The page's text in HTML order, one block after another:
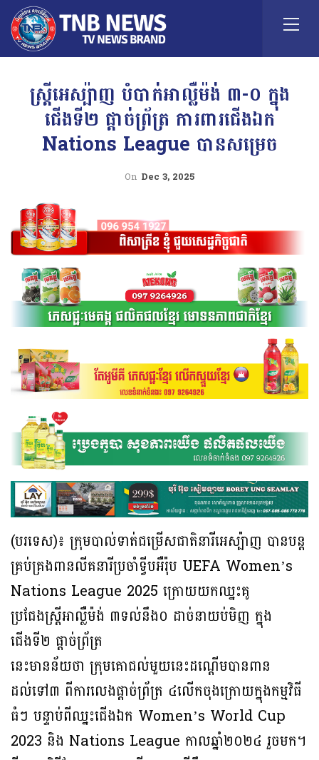
ស្រ្តីអេស្ប៉ាញ បំបាក់អាល្លឺម៉ង់ ៣-០ ក្នុង
ជើងទី២ ផ្តាច់ព្រ័ត្រ ការពារជើងឯក
Nations League បានសម្រេច
On Dec 3, 2025
(បរទេស)៖ ក្រុមបាល់ទាត់ជម្រើសជាតិនារីអេស្ប៉ាញ បានបន្ត
គ្រប់គ្រងពានលីគនារីប្រចាំទ្វីបអឺរ៉ុប UEFA Women’s
Nations League 2025 ក្រោយយកឈ្នះគូ
ប្រជែងស្រ្តីអាល្លឺម៉ង់ ៣ទល់នឹង០ ដាច់នាយប់មិញ ក្នុង
ជើងទី២ ផ្តាច់ព្រ័ត្រ
នេះមានន័យថា ក្រុមគោជល់មួយនេះដណ្តើមបានពាន
ដល់ទៅ៣ ពីការលេងផ្តាច់ព្រ័ត្រ ៤លើកចុងក្រោយក្នុងកម្មវិធី
ធំៗ បន្ទាប់ពីឈ្នះជើងឯក Women’s World Cup
2023 និង Nations League កាលឆ្នាំ២០២៤ រួចមក។